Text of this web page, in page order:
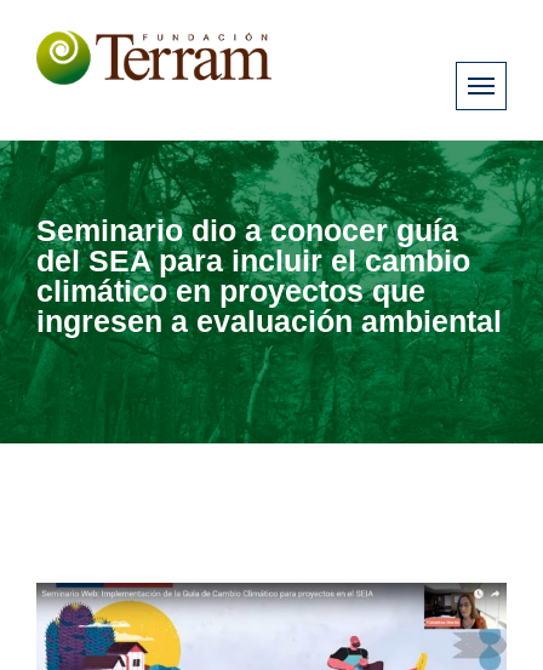
Seminario dio a conocer guía
del SEA para incluir el cambio
climático en proyectos que
ingresen a evaluación ambiental